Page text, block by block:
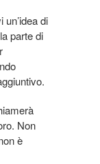
di
parte di
Non
è